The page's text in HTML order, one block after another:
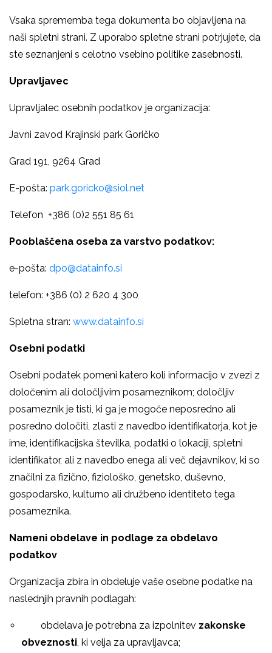
Vsaka sprememba tega dokumenta bo objavljena na
naši spletni strani. Z uporabo spletne strani potrjujete, da
ste seznanjeni s celotno vsebino politike zasebnosti.
Upravljavec
Upravljalec osebnih podatkov je organizacija:
Javni zavod Krajinski park Goričko
Grad 191, 9264 Grad
E-pošta: park.goricko@siol.net
Telefon +386 (0)2 551 85 61
Pooblaščena oseba za varstvo podatkov:
e-pošta: dpo@datainfo.si
telefon: +386 (0) 2 620 4 300
Spletna stran: www.datainfo.si
Osebni podatki
Osebni podatek pomeni katero koli informacijo v zvezi z
določenim ali določljivim posameznikom; določljiv
posameznik je tisti, ki ga je mogoče neposredno ali
posredno določiti, zlasti z navedbo identifikatorja, kot je
ime, identifikacijska številka, podatki o lokaciji, spletni
identifikator, ali z navedbo enega ali več dejavnikov, ki so
značilni za fizično, fiziološko, genetsko, duševno,
gospodarsko, kulturno ali družbeno identiteto tega
posameznika.
Nameni obdelave in podlage za obdelavo
podatkov
Organizacija zbira in obdeluje vaše osebne podatke na
naslednjih pravnih podlagah:
­ obdelava je potrebna za izpolnitev zakonske
obveznosti, ki velja za upravljavca;